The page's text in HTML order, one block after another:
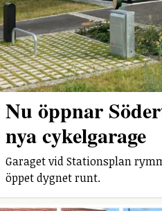
Nu öppnar
nya cykelgarage
Garaget vid Stationsplan
öppet dygnet runt.